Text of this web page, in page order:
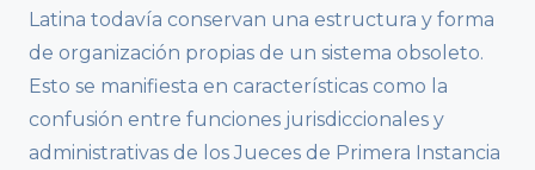
Latina todavía conservan una estructura y forma
de organización propias de un sistema obsoleto.
Esto se manifiesta en características como la
confusión entre funciones jurisdiccionales y
administrativas de los Jueces de Primera Instancia